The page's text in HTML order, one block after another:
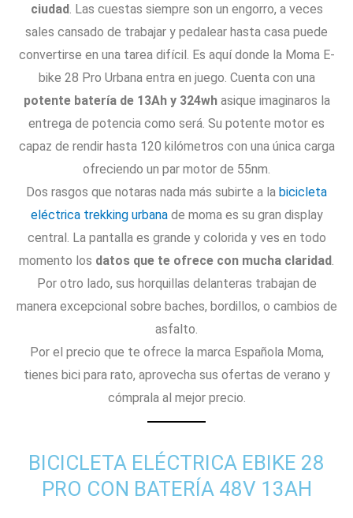
ciudad. Las cuestas siempre son un engorro, a veces
sales cansado de trabajar y pedalear hasta casa puede
convertirse en una tarea difícil. Es aquí donde la Moma E-
bike 28 Pro Urbana entra en juego. Cuenta con una
potente batería de 13Ah y 324whasique imaginaros la
entrega de potencia como será. Su potente motor es
capaz de rendir hasta 120 kilómetros con una única carga
ofreciendo un par motor de 55nm.
Dos rasgos que notaras nada más subirte a la bicicleta
eléctrica trekking urbanade moma es su gran display
central. La pantalla es grande y colorida y ves en todo
momento los datos que te ofrece con mucha claridad.
Por otro lado, sus horquillas delanteras trabajan de
manera excepcional sobre baches, bordillos, o cambios de
asfalto.
Por el precio que te ofrece la marca Española Moma,
tienes bici para rato, aprovecha sus ofertas de verano y
cómprala al mejor precio.
BICICLETA ELÉCTRICA EBIKE 28
PRO CON BATERÍA 48V 13AH